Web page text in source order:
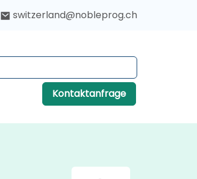
switzerland@nobleprog.ch
Kontaktanfrage